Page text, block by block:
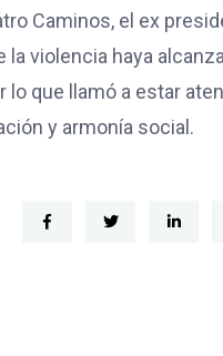
Caminos, el ex
violencia haya
lo que llamó a estar
y armonía social.